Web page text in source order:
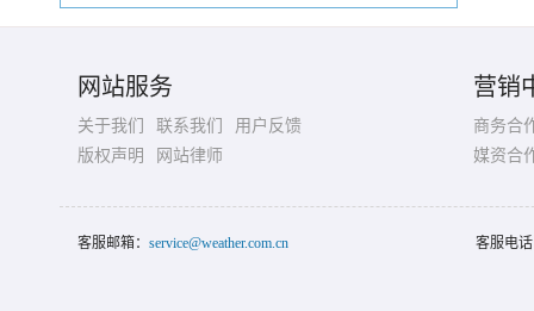
网站服务
关于我们 联系我们
用户反馈
版权声明
网站律师
营销
商务合
媒资合
客服邮箱： service@weather.com.cn 客服电